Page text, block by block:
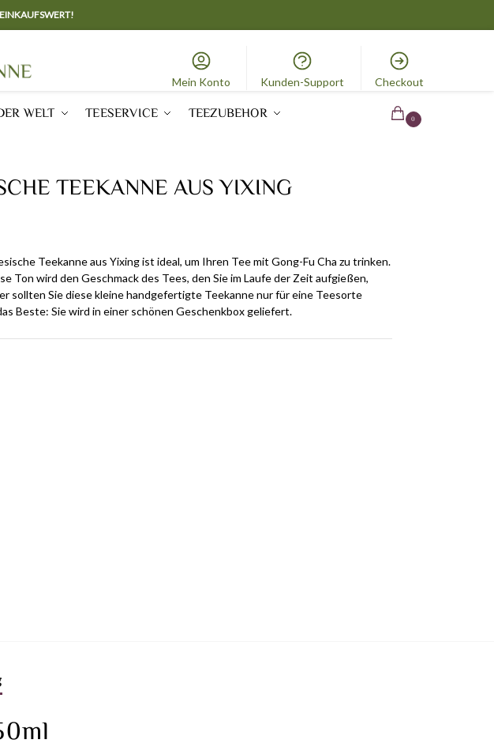
Mein Konto Kunden-Support Checkout
WELT TEESERVICE TEEZUBEHOR 0
TEEKANNE AUS YIXING
Teekanne aus Yixing ist ideal, um Ihren Tee mit Gong-Fu Cha zu trinken.
Ton wird den Geschmack des Tees, den Sie im Laufe der Zeit aufgießen,
sollten Sie diese kleine handgefertigte Teekanne nur für eine Teesorte
Beste: Sie wird in einer schönen Geschenkbox geliefert.